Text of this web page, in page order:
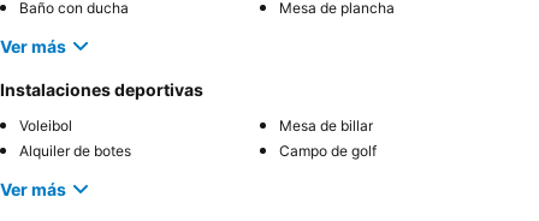
Baño con ducha
Mesa de plancha
Ver más
Instalaciones deportivas
Voleibol
Mesa de billar
Alquiler de botes
Campo de golf
Ver más